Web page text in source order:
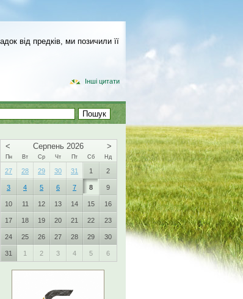
від предків, ми позичили її
Інші цитати
< Серпень 2026 >
Пн Вт Ср Чт Пт Сб Нд
27 28 29 30 31 1 2
3 4 5 6 7 8 9
10 11 12 13 14 15 16
17 18 19 20 21 22 23
24 25 26 27 28 29 30
31 1 2 3 4 5 6